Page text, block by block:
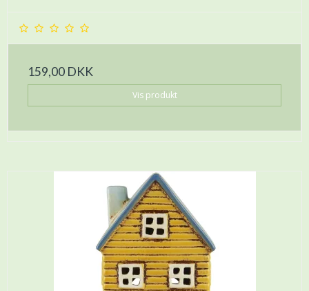
159,00 DKK
Vis produkt